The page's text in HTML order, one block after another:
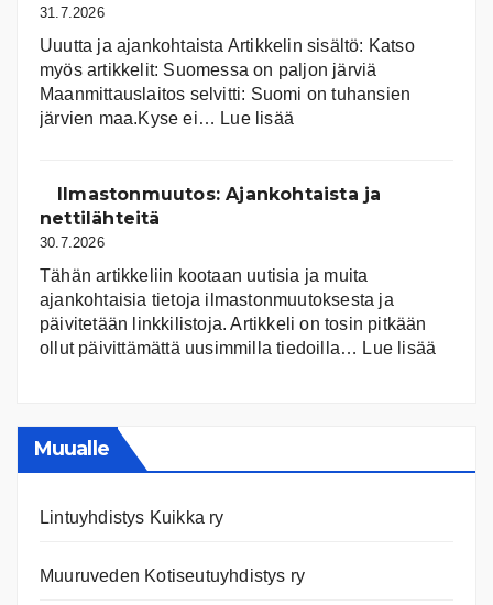
31.7.2026
Uuutta ja ajankohtaista Artikkelin sisältö: Katso
myös artikkelit: Suomessa on pal­jon jär­viä
Maanmittauslaitos selvitti: Suomi on tuhansien
järvien maa.Kyse ei… Lue lisää
ja
Ilmastonmuutos: Ajankohtaista ja
nettilähteitä
30.7.2026
Tähän artikkeliin kootaan uutisia ja muita
ajankohtaisia tietoja ilmastonmuutoksesta ja
päivitetään linkkilistoja. Artikkeli on tosin pitkään
ollut päivittämättä uusimmilla tiedoilla… Lue lisää
Muualle
Lintuyhdistys Kuikka ry
Muuruveden Kotiseutuyhdistys ry